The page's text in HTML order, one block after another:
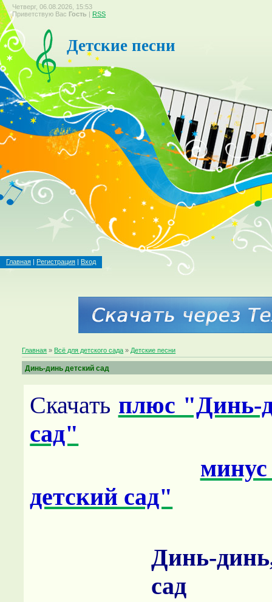
Четверг, 06.08.2026, 15:53
Приветствую Вас Гость | RSS
Детские песни
Главная | Регистрация | Вход
Главная » Всё для детского сада » Детские песни
Динь-динь детский сад
Скачать плюс "Динь-
сад"
детский сад"
Динь-
сад